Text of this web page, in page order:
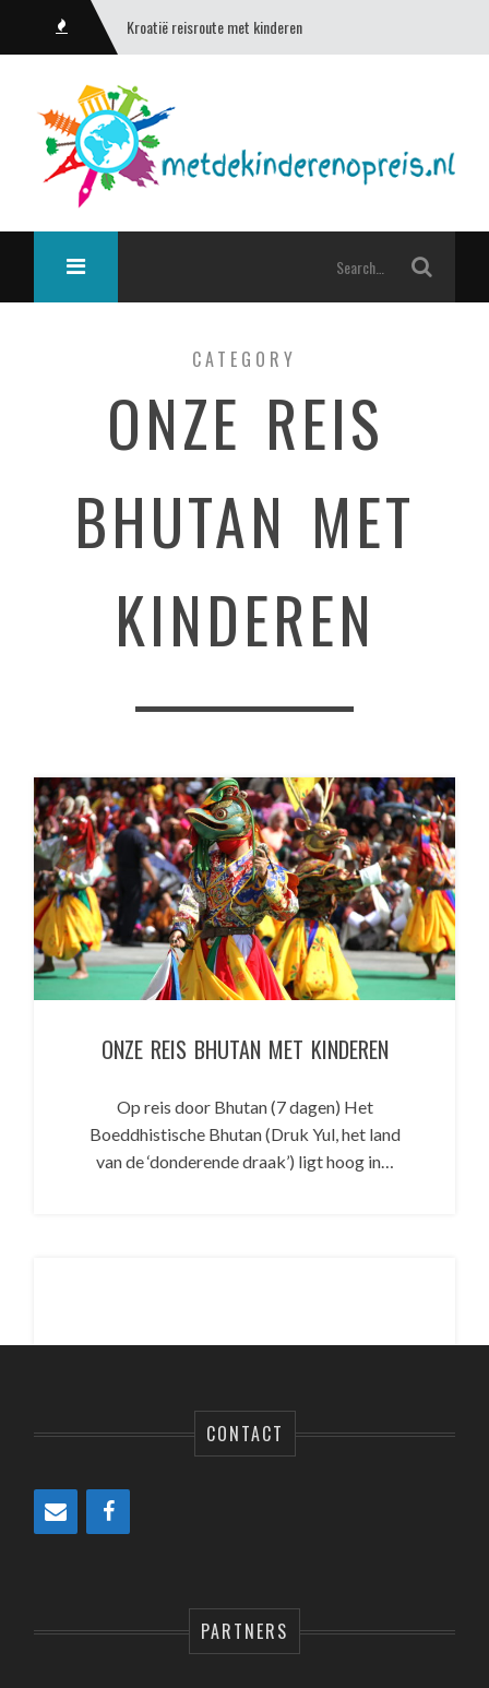
Kroatië reisroute met kinderen
CATEGORY
ONZE REIS
BHUTAN MET
KINDEREN
ONZE REIS BHUTAN MET KINDEREN
Op reis door Bhutan (7 dagen) Het
Boeddhistische Bhutan (Druk Yul, het land
van de ‘donderende draak’) ligt hoog in…
CONTACT
PARTNERS